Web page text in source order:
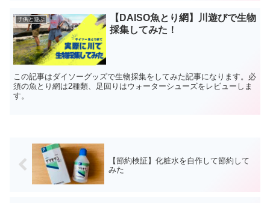
子供と遊ぶ
【DAISO魚とり網】川遊びで生物
採集してみた！
この記事はダイソーグッズで生物採集をしてみた記事になります。必
須の魚とり網は2種類、足回りはウォーターシューズをレビューしま
す。
【節約検証】化粧水を自作して節約して
みた